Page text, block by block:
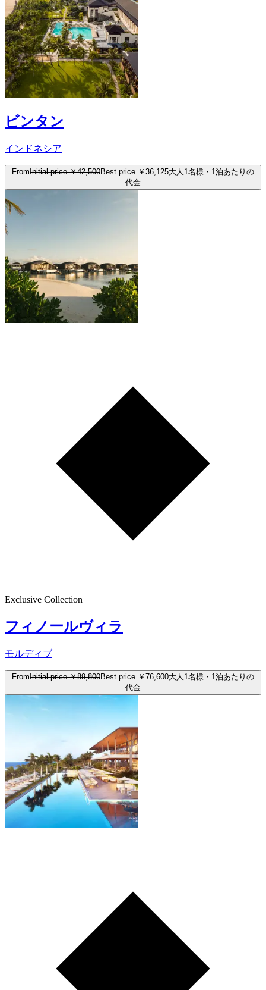
ビンタン
インドネシア
FromInitial price ￥42,500Best price ￥36,125大人1名様・1泊あたりの
代金
Exclusive Collection
フィノールヴィラ
モルディブ
FromInitial price ￥89,800Best price ￥76,600大人1名様・1泊あたりの
代金